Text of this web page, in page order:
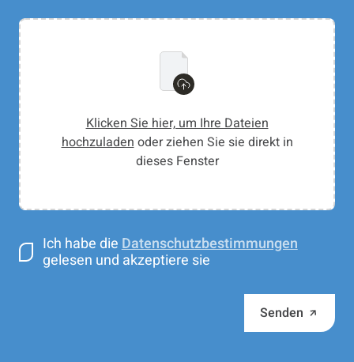
Klicken Sie hier, um Ihre Dateien
hochzuladenoder ziehen Sie sie direkt in
dieses Fenster
Ich habe dieDatenschutzbestimmungen
gelesen und akzeptiere sie
Senden